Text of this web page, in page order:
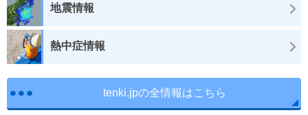
地震情報
熱中症情報
tenki.jpの全情報はこちら